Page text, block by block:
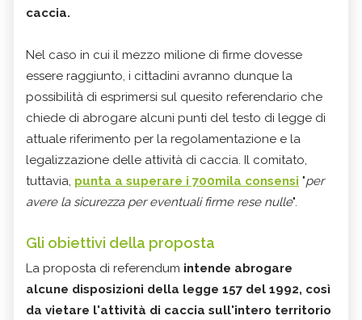
caccia.
Nel caso in cui il mezzo milione di firme dovesse
essere raggiunto, i cittadini avranno dunque la
possibilità di esprimersi sul quesito referendario che
chiede di abrogare alcuni punti del testo di legge di
attuale riferimento per la regolamentazione e la
legalizzazione delle attività di caccia. Il comitato,
tuttavia, punta a superare i 700mila consensi "per
avere la sicurezza per eventuali firme rese nulle".
Gli obiettivi della proposta
La proposta di referendum intende abrogare
alcune disposizioni della legge 157 del 1992, così
da vietare l'attività di caccia sull'intero territorio